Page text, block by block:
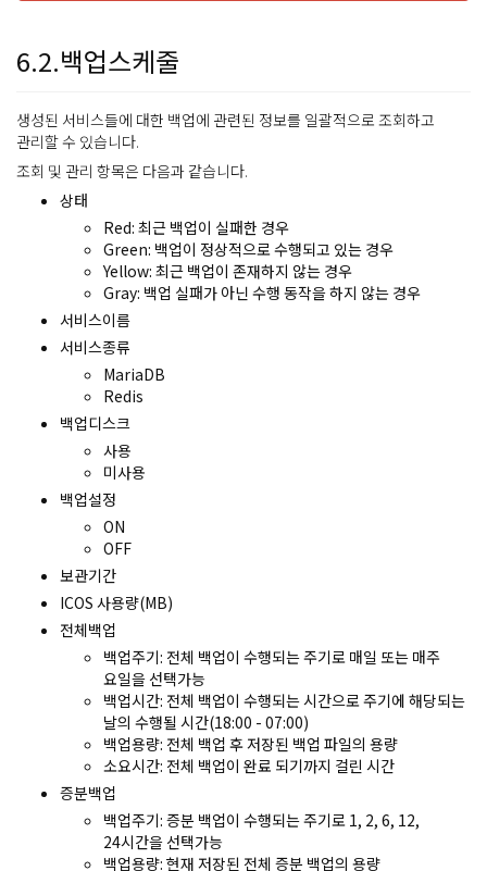
6.2.백업스케줄
생성된 서비스들에 대한 백업에 관련된 정보를 일괄적으로 조회하고
관리할 수 있습니다.
조회 및 관리 항목은 다음과 같습니다.
상태
Red: 최근 백업이 실패한 경우
Green: 백업이 정상적으로 수행되고 있는 경우
Yellow: 최근 백업이 존재하지 않는 경우
Gray: 백업 실패가 아닌 수행 동작을 하지 않는 경우
서비스이름
서비스종류
MariaDB
Redis
백업디스크
사용
미사용
백업설정
ON
OFF
보관기간
ICOS 사용량(MB)
전체백업
백업주기: 전체 백업이 수행되는 주기로 매일 또는 매주
요일을 선택가능
백업시간: 전체 백업이 수행되는 시간으로 주기에 해당되는
날의 수행될 시간(18:00 - 07:00)
백업용량: 전체 백업 후 저장된 백업 파일의 용량
소요시간: 전체 백업이 완료 되기까지 걸린 시간
증분백업
백업주기: 증분 백업이 수행되는 주기로 1, 2, 6, 12,
24시간을 선택가능
백업용량: 현재 저장된 전체 증분 백업의 용량